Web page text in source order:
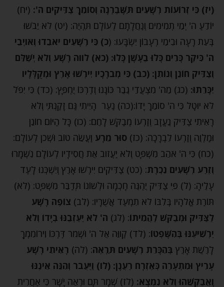
(יז) כִּי זְרוֹעוֹת רְשָׁעִים תִּשָּׁבַרְנָה וְסוֹמֵךְ צַדִּיקִים ה': (יח)
יוֹדֵעַ ה' יְמֵי תְמִימִים וְנַחֲלָתָם לְעוֹלָם תִּהְיֶה: (יט) לֹא יֵבֹשׁוּ
בְּעֵת רָעָה וּבִימֵי רְעָבוֹן יִשְׂבָּעוּ: (כ) כִּי רְשָׁעִים יֹאבֵדוּ וְאֹויְבֵי
ה' כִּיקַר כָּרִים כָּלוּ בֶעָשָׁן כָּלוּ: (כא) לֹווה רָשָׁע וְלֹא יְשַׁלֵּם
וְצַדִּיק חוֹנֵן וְנוֹתֵן: (כב) כִּי מְבֹרָכָיו יִירְשׁוּ אָרֶץ וּמְקֻלָּלָיו
יִכָּרֵתוּ: (כג) מֵה' מִצְעֲדֵי גֶבֶר כּוֹנָנוּ וְדַרְכּוֹ יֶחְפָּץ: (כד) כִּי יִפֹּל
לֹא יוּטָל כִּי ה' סוֹמֵךְ יָדוֹ:(כה) נַעַר הָיִיתִי גַּם זָקַנְתִּי וְלֹא
רָאִיתִי צַדִּיק נֶעֱזָב וְזַרְעוֹ מְבַקֶּשׁ לָחֶם: (כו) כָּל הַיּוֹם חוֹנֵן
וּמַלְוֶה וְזַרְעוֹ לִבְרָכָה: (כז) סוּר מֵרָע וַעֲשֵׂה טוֹב וּשְׁכֹן לְעוֹלָם:
(כח) כִּי ה' אֹהֵב מִשְׁפָּט וְלֹא יַעֲזֹוב אֶת חֲסִידָיו לְעוֹלָם נִשְׁמָרוּ
וְזֶרַע רְשָׁעִים נִכְרָת: (כט) צַדִּיקִים יִירְשׁוּ אָרֶץ וְיִשְׁכְּנוּ לָעַד
עָלֶיהָ: (ל) פִּי צַדִּיק יֶהְגֶּה חָכְמָה וּלְשׁוֹנוֹ תְּדַבֵּר מִשְׁפָּט: (לא)
תּוֹרַת אֱלֹהָיו בְּלִבּוֹ לֹא תִמְעַד אֲשֻׁרָיו: (לב) צוֹפֶה רָשָׁע
לַצַּדִּיק וּמְבַקֵּשׁ לַהֲמִיתוֹ: (לג) ה' לֹא יַעַזְבֶנּוּ בְיָדוֹ וְלֹא
יַרְשִׁיעֶנּוּ בְּהִשָּׁפְטוֹ: (לד) קַווֵּה אֶל ה' וּשְׁמֹר דַּרְכּוֹ וִירוֹמִמְךָ
לָרֶשֶׁת אָרֶץ בְּהִכָּרֵת רְשָׁעִים תִּרְאֶה: (לה) רָאִיתִי רָשָׁע
עָרִיץ וּמִתְעָרֶה כְּאֶזְרָח רַעֲנָן: (לו) וַיַּעֲבֹר וְהִנֵּה אֵינֶנּוּ
וָאֲבַקְשֵׁהוּ וְלֹא נִמְצָא: (לז) שְׁמָר תָּם וּרְאֵה יָשָׁר כִּי אַחֲרִית